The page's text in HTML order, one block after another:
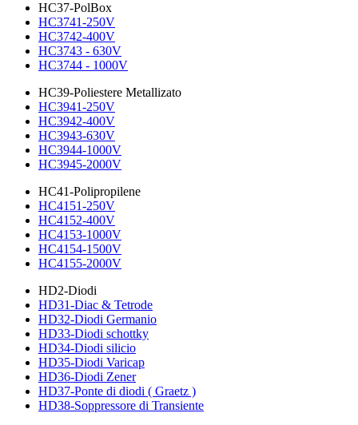
HC37-PolBox
HC3741-250V
HC3742-400V
HC3743 - 630V
HC3744 - 1000V
HC39-Poliestere Metallizato
HC3941-250V
HC3942-400V
HC3943-630V
HC3944-1000V
HC3945-2000V
HC41-Polipropilene
HC4151-250V
HC4152-400V
HC4153-1000V
HC4154-1500V
HC4155-2000V
HD2-Diodi
HD31-Diac & Tetrode
HD32-Diodi Germanio
HD33-Diodi schottky
HD34-Diodi silicio
HD35-Diodi Varicap
HD36-Diodi Zener
HD37-Ponte di diodi ( Graetz )
HD38-Soppressore di Transiente